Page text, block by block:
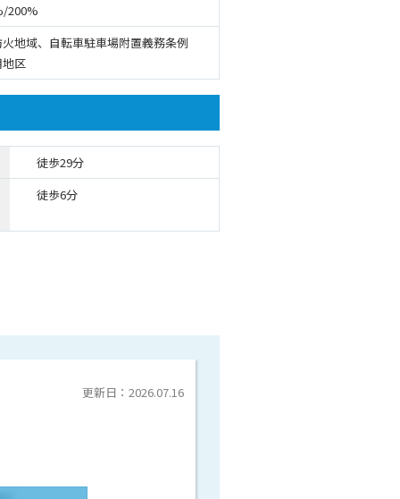
200%
地域、自転車駐車場附置義務条例
区
徒歩29分
徒歩6分
更新日：2026.07.16